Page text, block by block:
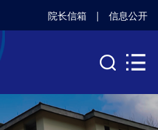
院长信箱 | 信息公开